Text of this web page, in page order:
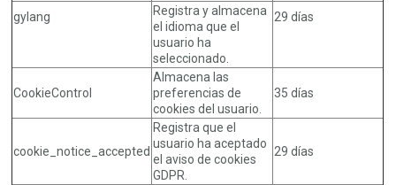
gylang
Registra y almacena
el idioma que el
usuario ha
seleccionado.
29 días
CookieControl
Almacena las
preferencias de
cookies del usuario.
35 días
cookie_notice_accepted
Registra que el
usuario ha aceptado
el aviso de cookies
GDPR.
29 días